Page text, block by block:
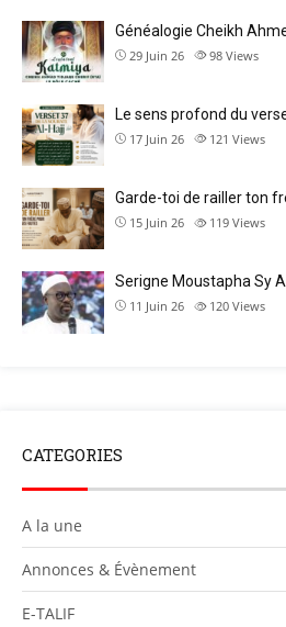
Généalogie Cheikh
29 Juin 26 98 Views
Le sens profond du
17 Juin 26 121 Views
Garde-toi de railler ton
15 Juin 26 119 Views
Serigne Moustapha Sy
11 Juin 26 120 Views
CATEGORIES
A la une
Annonces & Évènement
E-TALIF